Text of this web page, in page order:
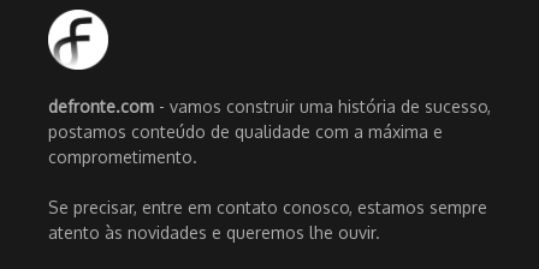
defronte.com - vamos construir uma história de sucesso,
postamos conteúdo de qualidade com a máxima e
comprometimento.
Se precisar, entre em contato conosco, estamos sempre
atento às novidades e queremos lhe ouvir.